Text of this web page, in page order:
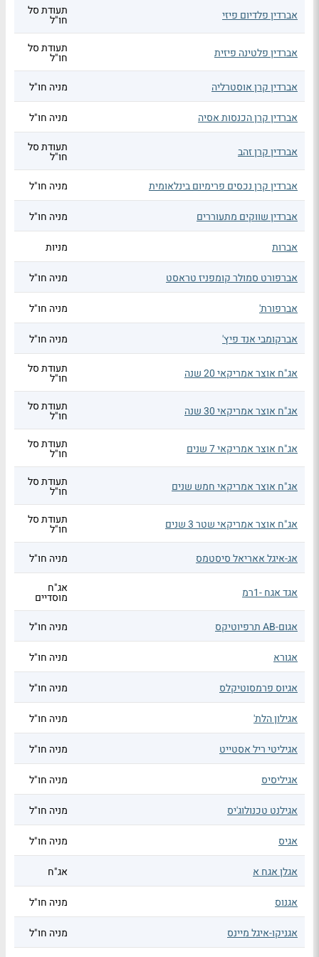
אברדין פלדיום פיזי תעודת סל
חו"ל
אברדין פלטינה פיזית תעודת סל
חו"ל
אברדין קרן אוסטרליה
מניה חו"ל
אברדין קרן הכנסות אסיה מניה חו"ל
אברדין קרן זהב תעודת סל
חו"ל
אברדין קרן נכסים פרימיום בינלאומית
מניה חו"ל
אברדין שווקים מתעוררים מניה חו"ל
אברות מניות
אברפורט סמולר קומפניז טראסט מניה חו"ל
אברפורת' מניה חו"ל
אברקומבי אנד פיץ' מניה חו"ל
אג"ח אוצר אמריקאי 20 שנה תעודת סל
חו"ל
אג"ח אוצר אמריקאי 30 שנה תעודת סל
חו"ל
אג"ח אוצר אמריקאי 7 שנים תעודת סל
חו"ל
אג"ח אוצר אמריקאי חמש שנים תעודת סל
חו"ל
אג"ח אוצר אמריקאי שטר 3 שנים תעודת סל
חו"ל
אג-איגל אאריאל סיסטמס
מניה חו"ל
אגד אגח -1רמ אג"ח
מוסדיים
אגום-AB תרפיוטיקס
מניה חו"ל
אגורא מניה חו"ל
אגיוס פרמסוטיקלס מניה חו"ל
אגילון הלת' מניה חו"ל
אגיליטי ריל אסטייט מניה חו"ל
אגיליסיס מניה חו"ל
אגילנט טכנולוג'יס מניה חו"ל
אגיס מניה חו"ל
אגלן אגח א אג"ח
אגנוס מניה חו"ל
אגניקו-איגל מיינס מניה חו"ל